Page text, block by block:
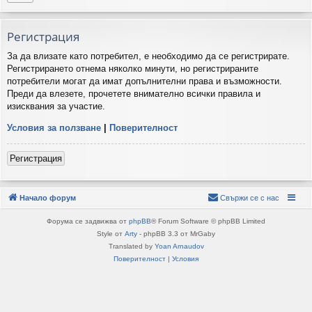
Регистрация
За да влизате като потребител, е необходимо да се регистрирате.
Регистрирането отнема няколко минути, но регистрираните
потребители могат да имат допълнителни права и възможности.
Преди да влезете, прочетете внимателно всички правила и
изисквания за участие.
Условия за ползване Поверителност
Регистрация
Начало форум Свържи се с нас
Форума се задвижва от phpBB® Forum Software © phpBB Limited
Style от Arty - phpBB 3.3 от MrGaby
Translated by Yoan Arnaudov
Поверителност
Условия